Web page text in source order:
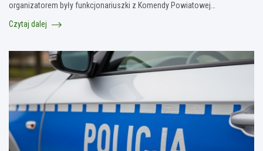
organizatorem były funkcjonariuszki z Komendy Powiatowej…
Czytaj dalej